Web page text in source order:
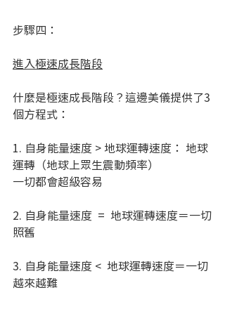
步驟四：
進入極速成長階段
什麼是極速成長階段？這邊美儀提供了3
個方程式：
1. 自身能量速度 > 地球運轉速度： 地球
運轉（地球上眾生震動頻率）
一切都會超級容易
2. 自身能量速度  =  地球運轉速度＝一切
照舊
3. 自身能量速度 <  地球運轉速度＝一切
越來越難